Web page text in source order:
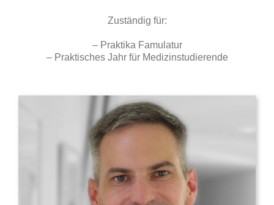
Zuständig für:
– Praktika Famulatur
– Praktisches Jahr für Medizinstudierende